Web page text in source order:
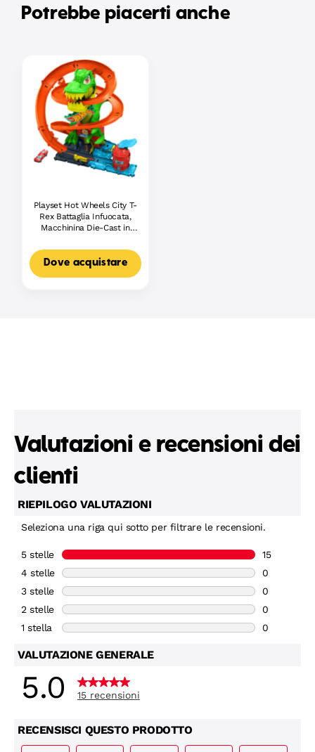
Potrebbe piacerti anche
Playset Hot Wheels City T-
Rex Battaglia Infuocata,
Macchinina Die-Cast in
Nemico
Dove acquistare